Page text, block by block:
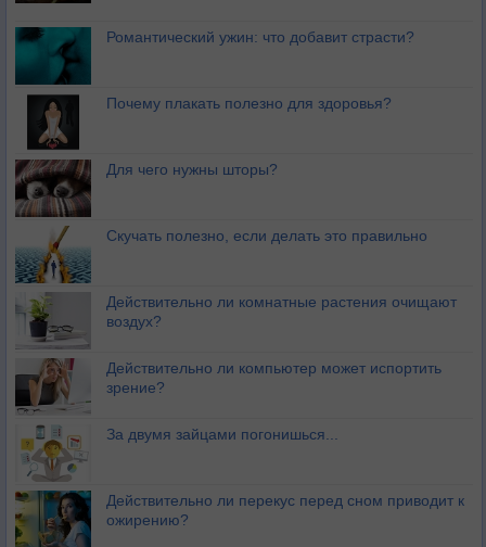
Романтический ужин: что добавит страсти?
Почему плакать полезно для здоровья?
Для чего нужны шторы?
Скучать полезно, если делать это правильно
Действительно ли комнатные растения очищают
воздух?
Действительно ли компьютер может испортить
зрение?
За двумя зайцами погонишься...
Действительно ли перекус перед сном приводит к
ожирению?